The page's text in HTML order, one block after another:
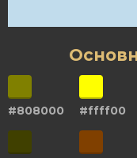
#808000 #ffff00